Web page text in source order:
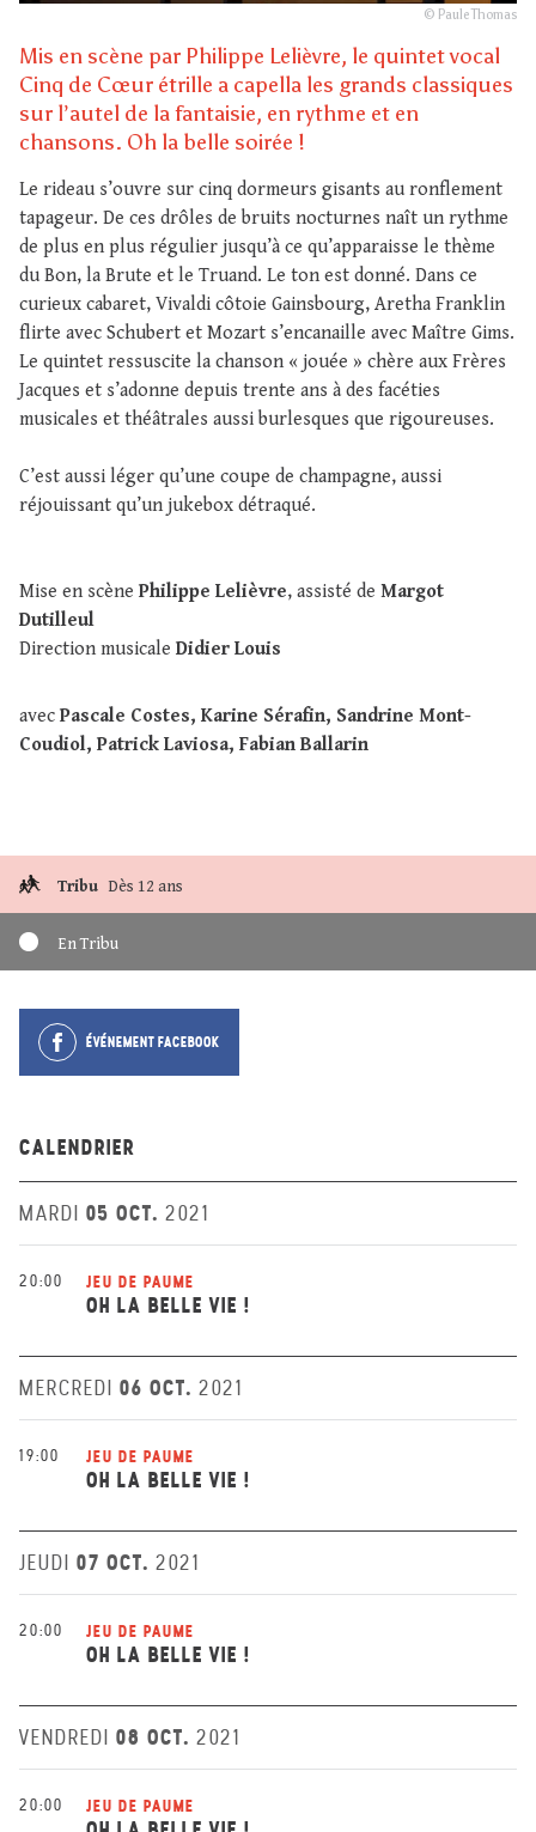
© Paule Thomas
Mis en scène par Philippe Lelièvre, le quintet vocal
Cinq de Cœur étrille a capella les grands classiques
sur l’autel de la fantaisie, en rythme et en
chansons. Oh la belle soirée !
Le rideau s’ouvre sur cinq dormeurs gisants au ronflement
tapageur. De ces drôles de bruits nocturnes naît un rythme
de plus en plus régulier jusqu’à ce qu’apparaisse le thème
du Bon, la Brute et le Truand. Le ton est donné. Dans ce
curieux cabaret, Vivaldi côtoie Gainsbourg, Aretha Franklin
flirte avec Schubert et Mozart s’encanaille avec Maître Gims.
Le quintet ressuscite la chanson « jouée » chère aux Frères
Jacques et s’adonne depuis trente ans à des facéties
musicales et théâtrales aussi burlesques que rigoureuses.
C’est aussi léger qu’une coupe de champagne, aussi
réjouissant qu’un jukebox détraqué.
Mise en scène Philippe Lelièvre, assisté de Margot
Dutilleul
Direction musicale Didier Louis
avec Pascale Costes, Karine Sérafin, Sandrine Mont-
Coudiol, Patrick Laviosa, Fabian Ballarin
Tribu Dès 12 ans
En Tribu
ÉVÉNEMENT FACEBOOK
CALENDRIER
MARDI 05 OCT. 2021
20:00 JEU DE PAUME
OH LA BELLE VIE !
MERCREDI 06 OCT. 2021
19:00 JEU DE PAUME
OH LA BELLE VIE !
JEUDI 07 OCT. 2021
20:00 JEU DE PAUME
OH LA BELLE VIE !
VENDREDI 08 OCT. 2021
20:00 JEU DE PAUME